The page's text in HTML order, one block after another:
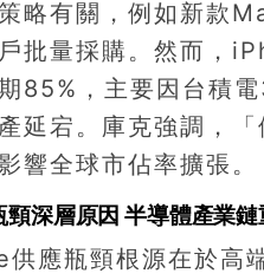
略有關，例如新款
批量採購。然而，
85%，主要因台積
延宕。庫克強調，
響全球市佔率擴張。
頸深層原因 半導體產業
應瓶頸根源在於高